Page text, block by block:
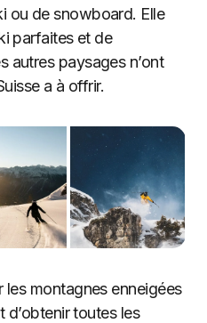
ou de snowboard. Elle
parfaites et de
autres paysages n’ont
a à offrir.
montagnes enneigées
d’obtenir toutes les